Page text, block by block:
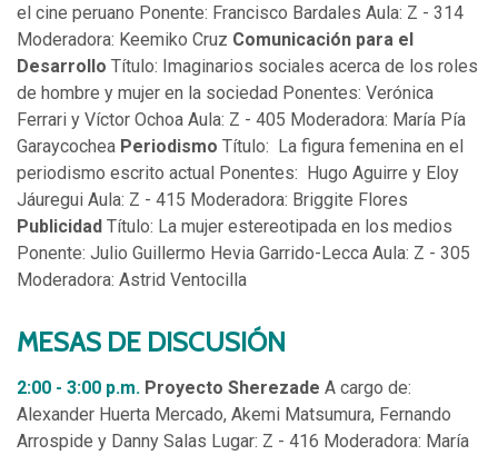
el cine peruano Ponente: Francisco Bardales Aula: Z - 314
Moderadora: Keemiko Cruz Comunicación para el
Desarrollo Título: Imaginarios sociales acerca de los roles
de hombre y mujer en la sociedad Ponentes: Verónica
Ferrari y Víctor Ochoa Aula: Z - 405 Moderadora: María Pía
Garaycochea Periodismo Título: La figura femenina en el
periodismo escrito actual Ponentes: Hugo Aguirre y Eloy
Jáuregui Aula: Z - 415 Moderadora: Briggite Flores
Publicidad Título: La mujer estereotipada en los medios
Ponente: Julio Guillermo Hevia Garrido-Lecca Aula: Z - 305
Moderadora: Astrid Ventocilla
MESAS DE DISCUSIÓN
2:00 - 3:00 p.m. Proyecto Sherezade A cargo de:
Alexander Huerta Mercado, Akemi Matsumura, Fernando
Arrospide y Danny Salas Lugar: Z - 416 Moderadora: María